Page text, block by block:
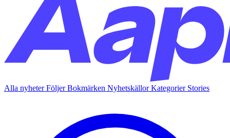
Alla nyheterFöljerBokmärken NyhetskällorKategorier Stories